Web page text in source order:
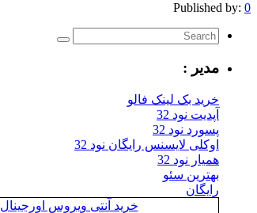
Published by: 0
مدیر :
خرید بک لینک فالو
آپدیت نود 32
پسورد نود 32
اوکلی لایسنس رایگان نود 32
همیار نود 32
بهترین سئو
رایگان
خرید آنتی ویروس اورجینال